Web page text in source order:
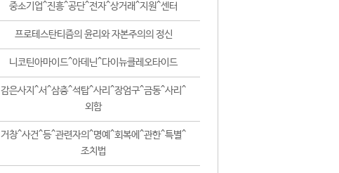
중소기업^진흥^공단^전자^상거래^지원^센터
프로테스탄티즘의 윤리와 자본주의의 정신
니코틴아마이드^아데닌^다이뉴클레오타이드
감은사지^서^삼층^석탑^사리^장엄구^금동^사리^
외함
거창^사건^등^관련자의^명예^회복에^관한^특별^
조치법